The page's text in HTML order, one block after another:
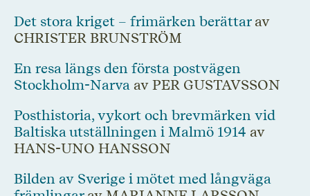
Det stora kriget – frimärken berättarav
CHRISTER BRUNSTRÖM
En resa längs den första postvägen
Stockholm-Narva av PER GUSTAVSSON
Posthistoria, vykort och brevmärken vid
Baltiska utställningen i Malmö 1914 av
HANS-UNO HANSSON
Bilden av Sverige i mötet med långväga